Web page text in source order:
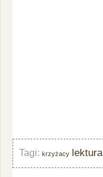
Tagi: krzyżacy lektura